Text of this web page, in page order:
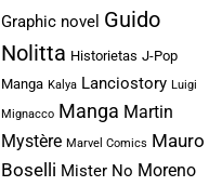
Graphic novel Guido
Nolitta Historietas J-Pop
Manga Kalya Lanciostory Luigi
Mignacco Manga Martin
Mystère Marvel Comics Mauro
Boselli Mister No Moreno